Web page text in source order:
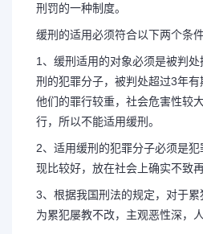
刑罚的一种制度。
缓刑的适用必须符合以下两个条
1、缓刑适用的对象必须是被判
刑的犯罪分子，被判处超过3年
他们的罪行较重，社会危害性较
行，所以不能适用缓刑。
2、适用缓刑的犯罪分子必须是
现比较好，放在社会上确实不致
3、根据我国刑法的规定，对于
为累犯屡教不改，主观恶性深，
缓期是什么意
什么意思？ 缓刑
在其具备法定条